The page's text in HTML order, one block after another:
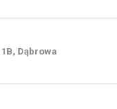
Dąbrowa